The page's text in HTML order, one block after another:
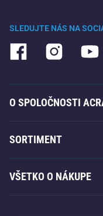
SLEDUJTE NÁS NA
O SPOLOČNOSTI
O nás
Záruka Acra
Kontakty
SORTIMENT
Fitness a posilovanie
Raketové športy
VŠETKO O NÁKUPE